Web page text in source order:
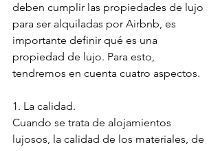
deben cumplir las propiedades de lujo
para ser alquiladas por Airbnb, es
importante definir qué es una
propiedad de lujo. Para esto,
tendremos en cuenta cuatro aspectos.
1. La calidad.
Cuando se trata de alojamientos
lujosos, la calidad de los materiales, de